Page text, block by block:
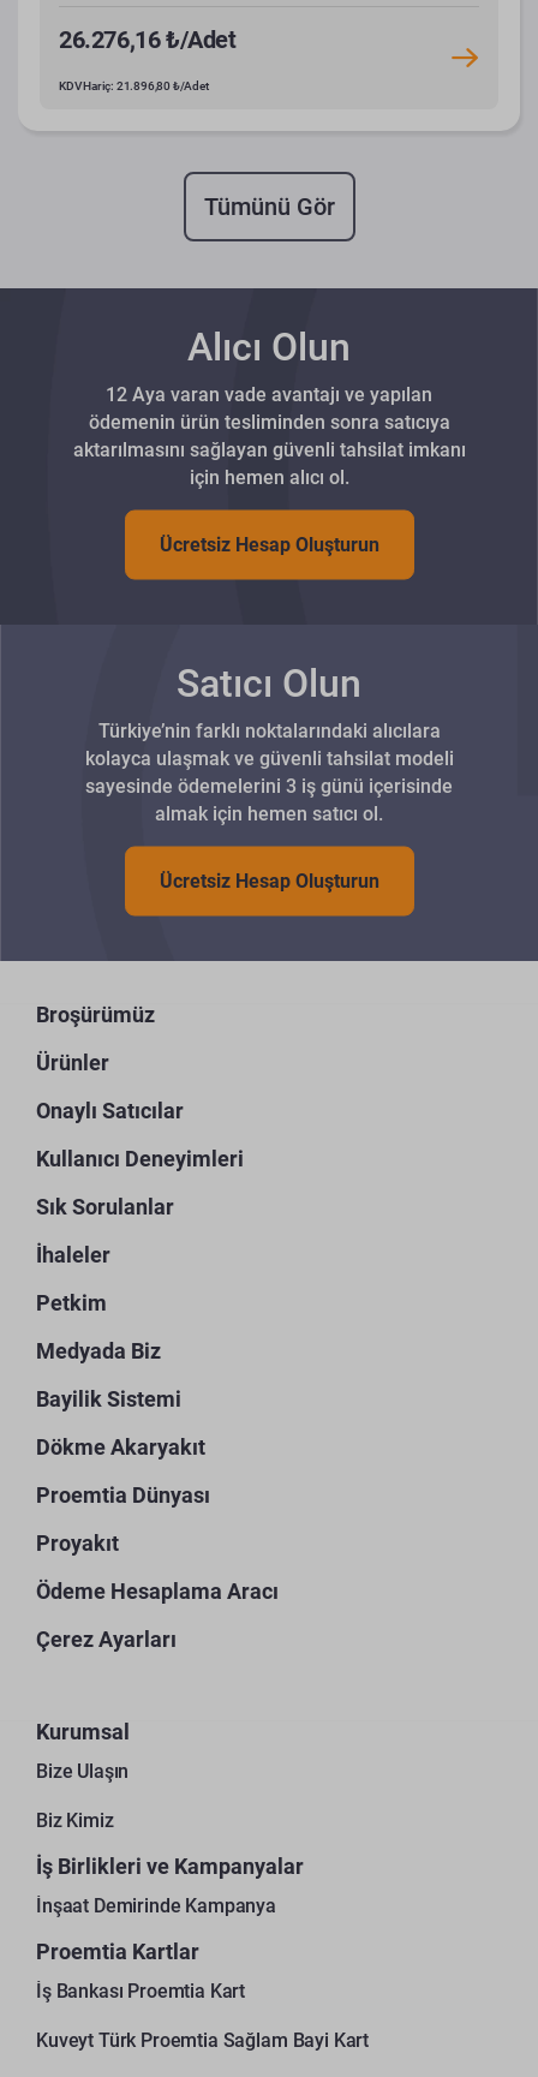
26.276,16 ₺/Adet
KDV Hariç: 21.896,80 ₺/Adet
Tümünü Gör
Alıcı Olun
12 Aya varan vade avantajı ve yapılan
ödemenin ürün tesliminden sonra satıcıya
aktarılmasını sağlayan güvenli tahsilat imkanı
için hemen alıcı ol.
Ücretsiz Hesap Oluşturun
Satıcı Olun
Türkiye’nin farklı noktalarındaki alıcılara
kolayca ulaşmak ve güvenli tahsilat modeli
sayesinde ödemelerini 3 iş günü içerisinde
almak için hemen satıcı ol.
Ücretsiz Hesap Oluşturun
Broşürümüz
Ürünler
Onaylı Satıcılar
Kullanıcı Deneyimleri
Sık Sorulanlar
İhaleler
Petkim
Medyada Biz
Bayilik Sistemi
Dökme Akaryakıt
Proemtia Dünyası
Proyakıt
Ödeme Hesaplama Aracı
Çerez Ayarları
Kurumsal
Bize Ulaşın
Biz Kimiz
İş Birlikleri ve Kampanyalar
İnşaat Demirinde Kampanya
Proemtia Kartlar
İş Bankası Proemtia Kart
Kuveyt Türk Proemtia Sağlam Bayi Kart